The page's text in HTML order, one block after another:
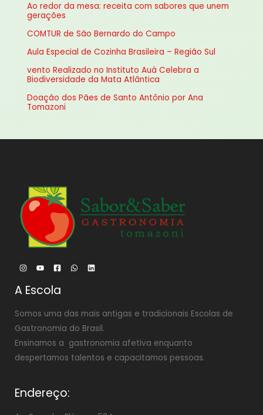
s
p
o
:
Ao redor da mesa: receita com sabores que unem
gerações
COMTUR de São Bernardo do Campo
Aula Especial de Cozinha Brasileira – Região Sul
vento Realizado no Instituto Auá Celebra a
Biodiversidade da Mata Atlântica
Doação dos Pães de Santo Antônio por Ana
Tomazoni
A Escola
Somos uma das mais antigas e tradicionais Escolas de
Gastronomia do Brasil.
Ensinamos a gastronomia afetiva enquanto
despertamos talentos e capacitamos pessoas.
Endereço: